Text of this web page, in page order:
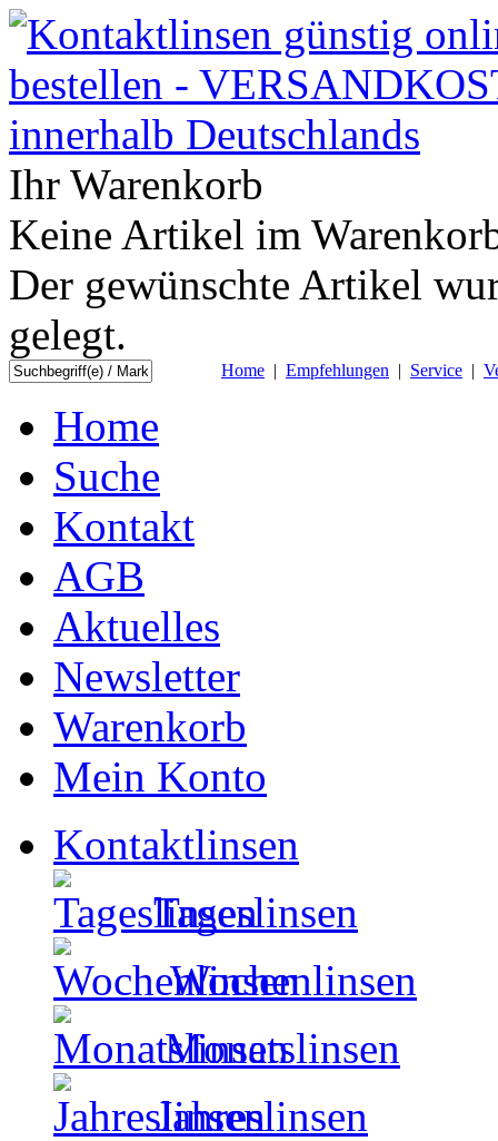
Ihr Warenkorb
Keine Artikel im
Der gewünschte Artikel
gelegt.
Home | Empfehlungen | Service |
Home
Suche
Kontakt
AGB
Aktuelles
Newsletter
Warenkorb
Mein Konto
Kontaktlinsen
Tageslinsen
Wochenlinsen
Monatslinsen
Jahreslinsen